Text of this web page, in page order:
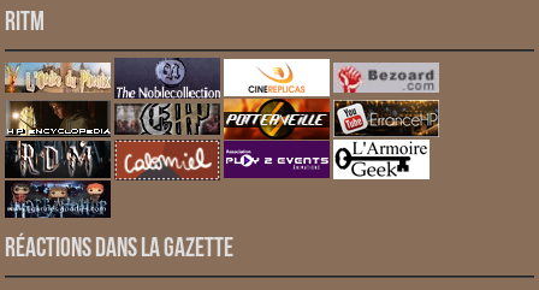
RITM
Réactions dans la gazette